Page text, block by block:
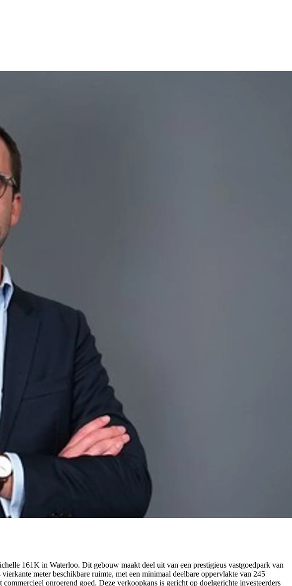
161K in Waterloo. Dit gebouw maakt deel uit van een prestigieus vastgoedpark van
meter beschikbare ruimte, met een minimaal deelbare oppervlakte van 245
onroerend goed. Deze verkoopkans is gericht op doelgerichte investeerders